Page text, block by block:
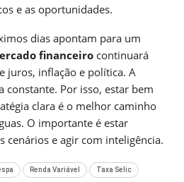
e as oportunidades.
dias apontam para um
financeiro continuará
juros, inflação e política. A
Por isso, estar bem
clara é o melhor caminho
O importante é estar
cenários e agir com inteligência.
Renda Variável Taxa Selic